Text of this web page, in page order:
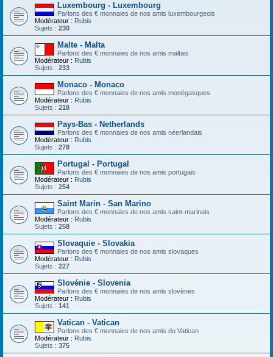
Luxembourg - Luxembourg
Parlons des € monnaies de nos amis luxembourgeois
Modérateur : Rubis
Sujets : 230
Malte - Malta
Parlons des € monnaies de nos amis maltais
Modérateur : Rubis
Sujets : 233
Monaco - Monaco
Parlons des € monnaies de nos amis monégasques
Modérateur : Rubis
Sujets : 218
Pays-Bas - Netherlands
Parlons des € monnaies de nos amis néerlandais
Modérateur : Rubis
Sujets : 278
Portugal - Portugal
Parlons des € monnaies de nos amis portugais
Modérateur : Rubis
Sujets : 254
Saint Marin - San Marino
Parlons des € monnaies de nos amis saint-marinais
Modérateur : Rubis
Sujets : 258
Slovaquie - Slovakia
Parlons des € monnaies de nos amis slovaques
Modérateur : Rubis
Sujets : 227
Slovénie - Slovenia
Parlons des € monnaies de nos amis slovènes
Modérateur : Rubis
Sujets : 141
Vatican - Vatican
Parlons des € monnaies de nos amis du Vatican
Modérateur : Rubis
Sujets : 375